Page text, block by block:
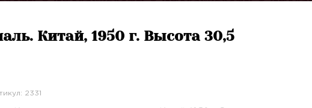
Китай, 1950 г. Высота 30,5
2331